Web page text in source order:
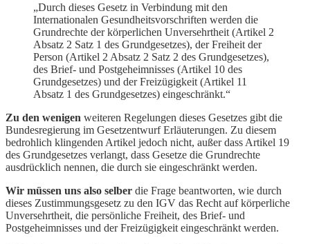
„Durch dieses Gesetz in Verbindung mit den
Internationalen Gesundheitsvorschriften werden die
Grundrechte der körperlichen Unversehrtheit (Artikel 2
Absatz 2 Satz 1 des Grundgesetzes), der Freiheit der
Person (Artikel 2 Absatz 2 Satz 2 des Grundgesetzes),
des Brief- und Postgeheimnisses (Artikel 10 des
Grundgesetzes) und der Freizügigkeit (Artikel 11
Absatz 1 des Grundgesetzes) eingeschränkt.“
Zu den wenigen weiteren Regelungen dieses Gesetzes gibt die
Bundesregierung im Gesetzentwurf Erläuterungen. Zu diesem
bedrohlich klingenden Artikel jedoch nicht, außer dass Artikel 19
des Grundgesetzes verlangt, dass Gesetze die Grundrechte
ausdrücklich nennen, die durch sie eingeschränkt werden.
Wir müssen uns also selber die Frage beantworten, wie durch
dieses Zustimmungsgesetz zu den IGV das Recht auf körperliche
Unversehrtheit, die persönliche Freiheit, des Brief- und
Postgeheimnisses und der Freizügigkeit eingeschränkt werden.